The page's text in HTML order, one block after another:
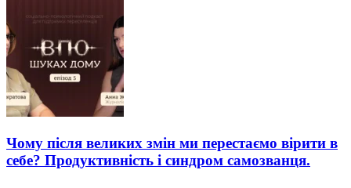
Чому після великих змін ми перестаємо вірити в
себе? Продуктивність і синдром самозванця.